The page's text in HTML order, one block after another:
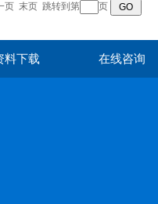
页 末页 跳转到第 页
料下载 在线咨询